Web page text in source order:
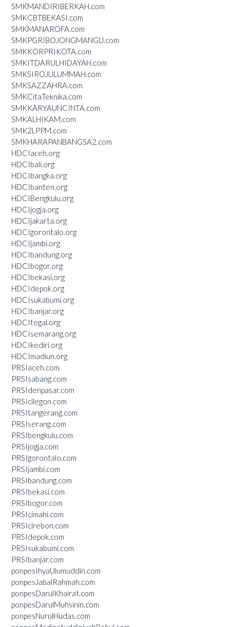
SMKMANDIRIBERKAH.com
SMKCBTBEKASI.com
SMKMANAROFA.com
SMKPGRIBOJONGMANGU.com
SMKKORPRIKOTA.com
SMKITDARULHIDAYAH.com
SMKSIROJULUMMAH.com
SMKSAZZAHRA.com
SMKCitaTeknika.com
SMKKARYAUNCINTA.com
SMKALHIKAM.com
SMK2LPPM.com
SMKHARAPANBANGSA2.com
HDCIaceh.org
HDCIbali.org
HDCIbangka.org
HDCIbanten.org
HDCIBengkulu.org
HDCIjogja.org
HDCIjakarta.org
HDCIgorontalo.org
HDCIjambi.org
HDCIbandung.org
HDCIbogor.org
HDCIbekasi.org
HDCIdepok.org
HDCIsukabumi.org
HDCIbanjar.org
HDCItegal.org
HDCIsemarang.org
HDCIkediri.org
HDCImadiun.org
PRSIaceh.com
PRSIsabang.com
PRSIdenpasar.com
PRSIcilegon.com
PRSItangerang.com
PRSIserang.com
PRSIbengkulu.com
PRSIjogja.com
PRSIgorontalo.com
PRSIjambi.com
PRSIbandung.com
PRSIbekasi.com
PRSIbogor.com
PRSIcimahi.com
PRSIcirebon.com
PRSIdepok.com
PRSIsukabumi.com
PRSIbanjar.com
ponpesIhyaUlumuddin.com
ponpesJabalRahmah.com
ponpesDarulKhairat.com
ponpesDarulMuhsinin.com
ponpesNurulHudas.com